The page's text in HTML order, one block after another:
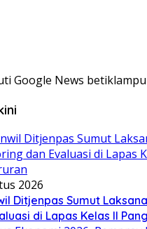
Google News
2026
Ditjenpas Sumut
di Lapas Kelas ll